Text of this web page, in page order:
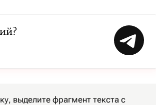
выделите фрагмент текста с